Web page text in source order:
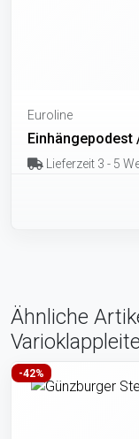
Euroline
Einhängepodest
Lieferzeit 3 - 5
Ähnliche
-42%